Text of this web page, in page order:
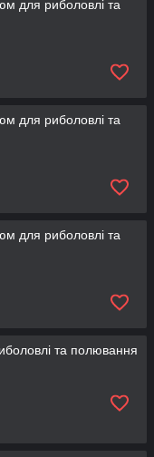
для риболовлі та
для риболовлі та
для риболовлі та
та полювання